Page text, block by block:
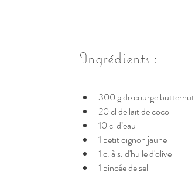
Ingrédients :
300 g de courge butternut
20 cl de lait de coco
10 cl d’eau
1 petit oignon jaune
1 c. à s. d'huile d'olive
1 pincée de sel